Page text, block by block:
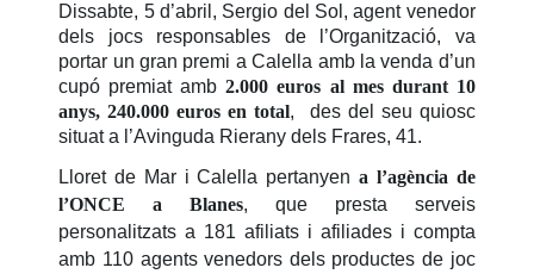
Dissabte, 5 d’abril, Sergio del Sol , agent venedor
dels jocs responsables de l’Organització, va
portar un gran premi a Calella amb la venda d’un
cupó premiat amb2.000 euros al mes durant 10
anys, 240.000 euros en total, des del seu quiosc
situat a l’Avinguda Rierany dels Frares, 41.
Lloret de Mar i Calella pertanyena l’agència de
l’ONCE a Blanes, que presta serveis
personalitzats a 181 afiliats i afiliades i compta
amb 110 agents venedors dels productes de joc